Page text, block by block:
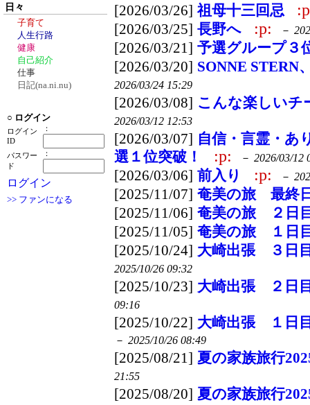
日々
子育て
人生行路
健康
自己紹介
仕事
日記(na.ni.nu)
○ ログイン
ログイン
ID
：
パスワー
ド
：
ログイン
>> ファンになる
[2026/03/26] 祖母十三回忌
[2026/03/25] 長野へ :p: －
[2026/03/21] 予選グループ３
[2026/03/20] SONNE STERN
2026/03/24 15:29
[2026/03/08] こんな楽しいチ
2026/03/12 12:53
[2026/03/07] 自信・言霊・あ
選１位突破！
:p: － 2026/03/12
[2026/03/06] 前入り :p: －
[2025/11/07] 奄美の旅 最終
[2025/11/06] 奄美の旅 ２日
[2025/11/05] 奄美の旅 １日
[2025/10/24] 大崎出張 ３日
2025/10/26 09:32
[2025/10/23] 大崎出張 ２日
09:16
[2025/10/22] 大崎出張 １日
－ 2025/10/26 08:49
[2025/08/21] 夏の家族旅行
21:55
[2025/08/20] 夏の家族旅行